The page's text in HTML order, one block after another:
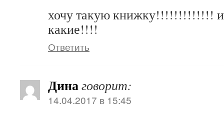
хочу такую книжку!!!!!!!!!!!!!
какие!!!!
Ответить
Динаговорит:
14.04.2017 в 15:45